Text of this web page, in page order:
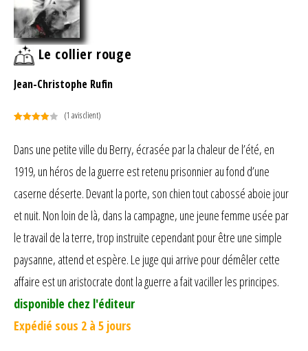
Le collier rouge
Jean-Christophe Rufin
basé
sur
client
(1 avis client)
Dans une petite ville du Berry, écrasée par la chaleur de l’été, en
1919, un héros de la guerre est retenu prisonnier au fond d’une
caserne déserte. Devant la porte, son chien tout cabossé aboie jour
et nuit. Non loin de là, dans la campagne, une jeune femme usée par
le travail de la terre, trop instruite cependant pour être une simple
paysanne, attend et espère. Le juge qui arrive pour démêler cette
affaire est un aristocrate dont la guerre a fait vaciller les principes.
disponible chez l'éditeur
Expédié sous 2 à 5 jours